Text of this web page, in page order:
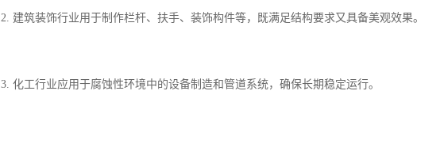
2. 建筑装饰行业用于制作栏杆、扶手、装饰构件等，既满足结构要求又具备美观效果。
3. 化工行业应用于腐蚀性环境中的设备制造和管道系统，确保长期稳定运行。